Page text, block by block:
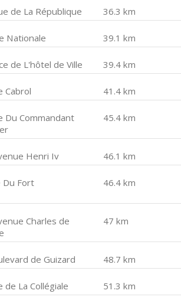
de La République 36.3 km
Nationale 39.1 km
de L'hôtel de Ville 39.4 km
Cabrol 41.4 km
Du Commandant
45.4 km
Henri Iv 46.1 km
Du Fort 46.4 km
Charles de
47 km
de Guizard 48.7 km
de La Collégiale 51.3 km